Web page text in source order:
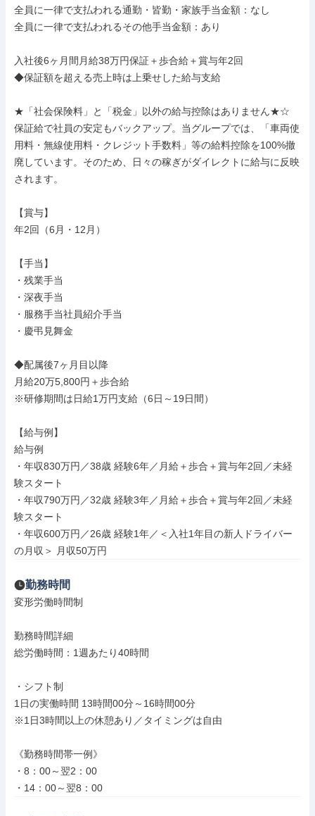
全員に一律で支払われる通勤・皆勤・家族手当金額：なし
全員に一律で支払われるその他手当金額：あり
入社後6ヶ月間月給38万円保証＋歩合給＋賞与年2回
◆保証額を超える売上時は上乗せした給与支給
★「社会保険料」と「税金」以外の給与控除はありません★☆
保証給で社員の安定もバックアップ。当グループでは、「車両使
用料・無線使用料・クレジット手数料」等の給料控除を100%撤
廃しています。そのため、日々の稼ぎがダイレクトに給与に反映
されます。
【賞与】
年2回（6月・12月）
【手当】
・残業手当
・深夜手当
・服務手当社員紹介手当
・慶弔見舞金
◆配属後7ヶ月目以降
月給20万5,800円＋歩合給
※研修期間は日給1万円支給（6日～19日間）
【給与例】
給与例
・年収830万円／38歳 経験6年／月給＋歩合＋賞与年2回／未経
験スタート
・年収790万円／32歳 経験3年／月給＋歩合＋賞与年2回／未経
験スタート
・年収600万円／26歳 経験1年／＜入社1年目の新人ドライバー
の月収＞ 月収50万円
勤務時間
変形労働時間制
勤務時間詳細
総労働時間：1週あたり40時間
・シフト制
1日の実働時間 13時間00分～16時間00分
※1日3時間以上の休憩あり／タイミングは自由
《勤務時間帯一例》
・8：00～翌2：00
・14：00～翌8：00